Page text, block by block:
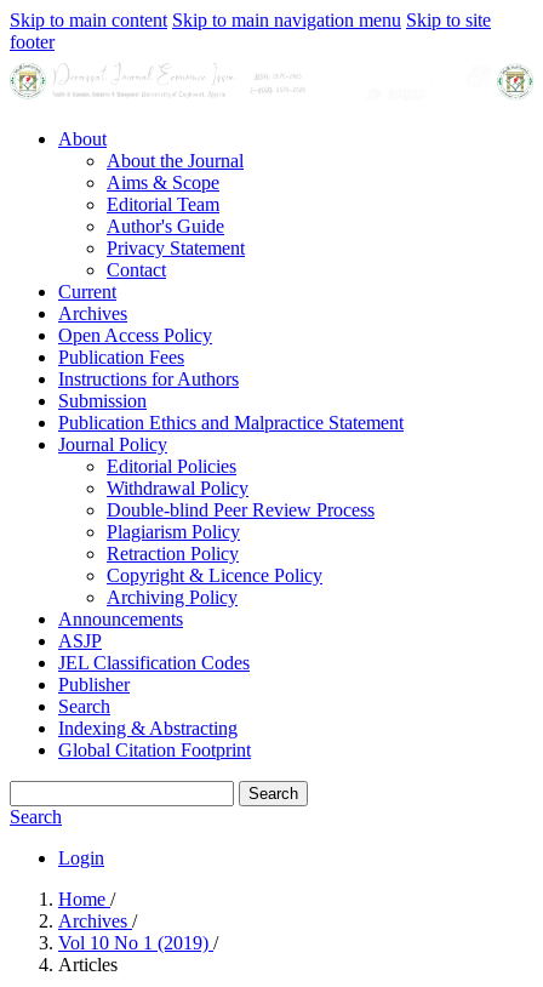
Skip to main content Skip to main navigation menu Skip to site
footer
About
About the Journal
Aims & Scope
Editorial Team
Author's Guide
Privacy Statement
Contact
Current
Archives
Open Access Policy
Publication Fees
Instructions for Authors
Submission
Publication Ethics and Malpractice Statement
Journal Policy
Editorial Policies
Withdrawal Policy
Double-blind Peer Review Process
Plagiarism Policy
Retraction Policy
Copyright & Licence Policy
Archiving Policy
Announcements
ASJP
JEL Classification Codes
Publisher
Search
Indexing & Abstracting
Global Citation Footprint
Search
Search
Login
Home /
Archives /
Vol 10 No 1 (2019) /
Articles